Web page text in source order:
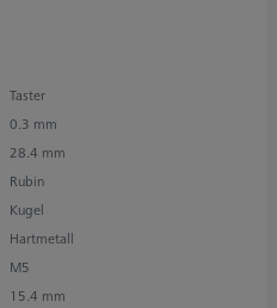
Taster
0.3 mm
28.4 mm
Rubin
Kugel
Hartmetall
M5
15.4 mm